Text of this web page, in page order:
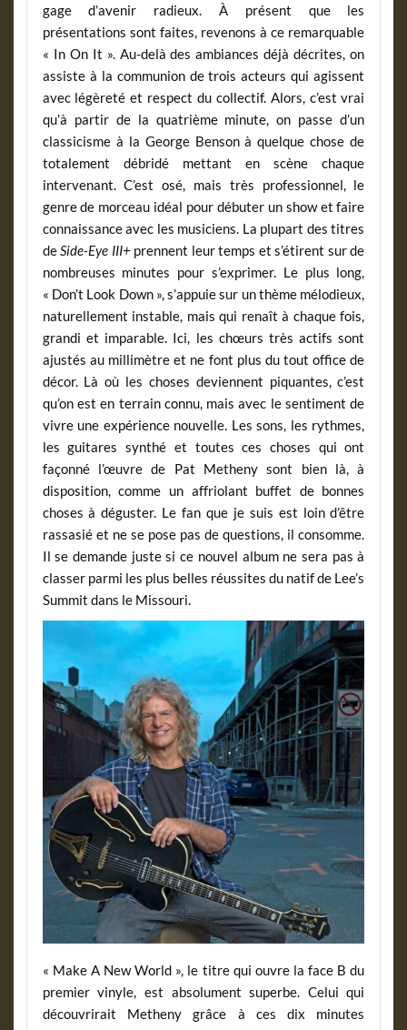
gage d’avenir radieux. À présent que les
présentations sont faites, revenons à ce remarquable
« In On It ». Au-delà des ambiances déjà décrites, on
assiste à la communion de trois acteurs qui agissent
avec légèreté et respect du collectif. Alors, c’est vrai
qu’à partir de la quatrième minute, on passe d’un
classicisme à la George Benson à quelque chose de
totalement débridé mettant en scène chaque
intervenant. C’est osé, mais très professionnel, le
genre de morceau idéal pour débuter un show et faire
connaissance avec les musiciens. La plupart des titres
deSide-Eye III+prennent leur temps et s’étirent sur de
nombreuses minutes pour s’exprimer. Le plus long,
« Don’t Look Down », s’appuie sur un thème mélodieux,
naturellement instable, mais qui renaît à chaque fois,
grandi et imparable. Ici, les chœurs très actifs sont
ajustés au millimètre et ne font plus du tout office de
décor. Là où les choses deviennent piquantes, c’est
qu’on est en terrain connu, mais avec le sentiment de
vivre une expérience nouvelle. Les sons, les rythmes,
les guitares synthé et toutes ces choses qui ont
façonné l’œuvre de Pat Metheny sont bien là, à
disposition, comme un affriolant buffet de bonnes
choses à déguster. Le fan que je suis est loin d’être
rassasié et ne se pose pas de questions, il consomme.
Il se demande juste si ce nouvel album ne sera pas à
classer parmi les plus belles réussites du natif de Lee’s
Summit dans le Missouri.
« Make A New World », le titre qui ouvre la face B du
premier vinyle, est absolument superbe. Celui qui
découvrirait Metheny grâce à ces dix minutes